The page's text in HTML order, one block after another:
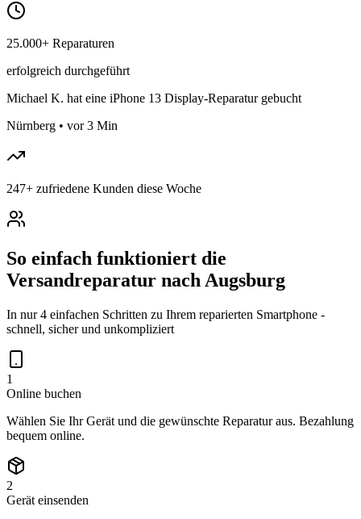
25.000+ Reparaturen
erfolgreich durchgeführt
Michael K. hat eine iPhone 13 Display-Reparatur gebucht
Nürnberg • vor 3 Min
247+ zufriedene Kunden diese Woche
So einfach funktioniert die
Versandreparatur nach Augsburg
In nur 4 einfachen Schritten zu Ihrem reparierten Smartphone -
schnell, sicher und unkompliziert
1
Online buchen
Wählen Sie Ihr Gerät und die gewünschte Reparatur aus. Bezahlung
bequem online.
2
Gerät einsenden